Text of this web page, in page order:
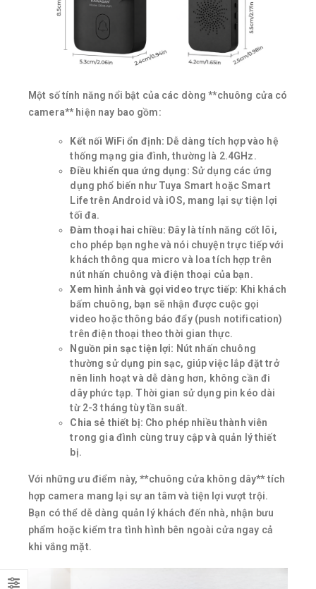
Một số tính năng nổi bật của các dòng **chuông cửa có
camera** hiện nay bao gồm:
Kết nối WiFi ổn định: Dễ dàng tích hợp vào hệ
thống mạng gia đình, thường là 2.4GHz.
Điều khiển qua ứng dụng: Sử dụng các ứng
dụng phổ biến như Tuya Smart hoặc Smart
Life trên Android và iOS, mang lại sự tiện lợi
tối đa.
Đàm thoại hai chiều: Đây là tính năng cốt lõi,
cho phép bạn nghe và nói chuyện trực tiếp với
khách thông qua micro và loa tích hợp trên
nút nhấn chuông và điện thoại của bạn.
Xem hình ảnh và gọi video trực tiếp: Khi khách
bấm chuông, bạn sẽ nhận được cuộc gọi
video hoặc thông báo đẩy (push notification)
trên điện thoại theo thời gian thực.
Nguồn pin sạc tiện lợi: Nút nhấn chuông
thường sử dụng pin sạc, giúp việc lắp đặt trở
nên linh hoạt và dễ dàng hơn, không cần đi
dây phức tạp. Thời gian sử dụng pin kéo dài
từ 2-3 tháng tùy tần suất.
Chia sẻ thiết bị: Cho phép nhiều thành viên
trong gia đình cùng truy cập và quản lý thiết
bị.
Với những ưu điểm này, **chuông cửa không dây** tích
hợp camera mang lại sự an tâm và tiện lợi vượt trội.
Bạn có thể dễ dàng quản lý khách đến nhà, nhận bưu
phẩm hoặc kiểm tra tình hình bên ngoài cửa ngay cả
khi vắng mặt.